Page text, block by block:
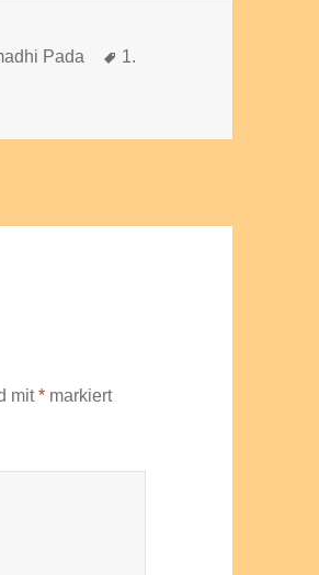
Pada Schlagwörter
1.
mit* markiert